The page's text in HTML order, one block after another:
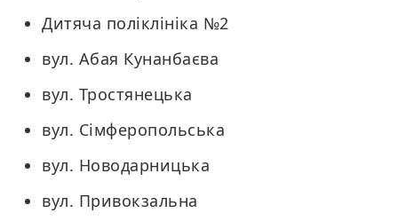
Дитяча поліклініка №2
вул. Абая Кунанбаєва
вул. Тростянецька
вул. Сімферопольська
вул. Новодарницька
вул. Привокзальна